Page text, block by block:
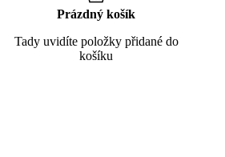
Prázdný košík
Tady uvidíte položky přidané do
košíku